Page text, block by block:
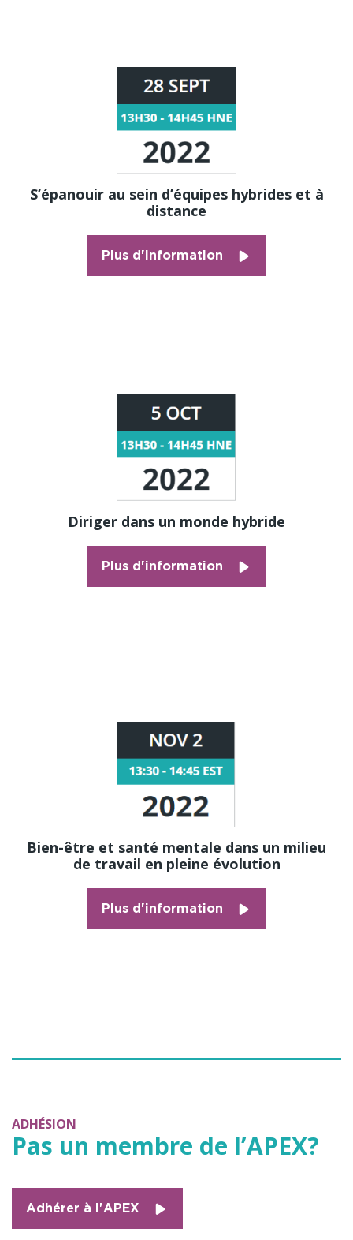
S’épanouir au sein d’équipes hybrides et à
distance
Plus d'information
Diriger dans un monde hybride
Plus d'information
Bien-être et santé mentale dans un milieu
de travail en pleine évolution
Plus d'information
ADHÉSION
Pas un membre de l’APEX?
Adhérer à l'APEX